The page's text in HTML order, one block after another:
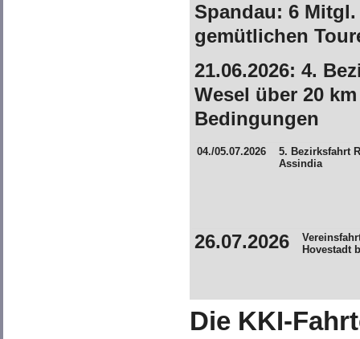
Spandau: 6
gemütlichen
21.06.2026: 4.
Wesel über 20
Bedingungen
04./05.07.2026
5. Bezirksfahrt
Assindia
26.07.2026
Hovestadt
Die KKI-